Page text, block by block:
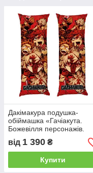
Дакімакура подушка-
обіймашка «Гачіакута.
Божевілля персонажів.
Gachiakuta»
від 1 390 ₴
Купити